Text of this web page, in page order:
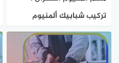
تركيب شبابيك ألمنيوم
بالظهران 0595884108 هوم
سيرفر